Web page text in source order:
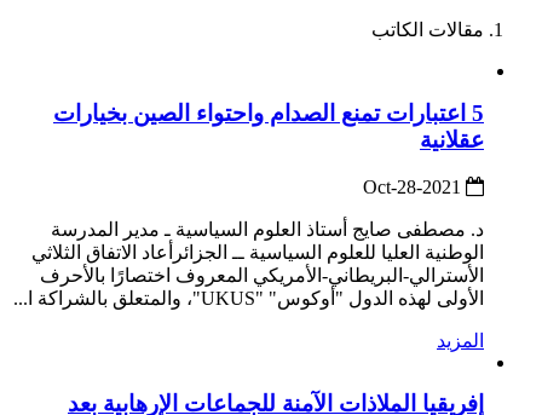
مقالات الكاتب
5 اعتبارات تمنع الصدام واحتواء الصين بخيارات
عقلانية
د. مصطفى صايج أستاذ العلوم السياسية ـ مدير المدرسة
الوطنية العليا للعلوم السياسية ــ الجزائرأعاد الاتفاق الثلاثي
الأسترالي-البريطاني-الأمريكي المعروف اختصارًا بالأحرف
الأولى لهذه الدول "أوكوس" "UKUS"، والمتعلق بالشراكة ا...
المزيد
إفريقيا الملاذات الآمنة للجماعات الإرهابية بعد